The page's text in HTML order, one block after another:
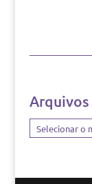
Arquivos
Arquivos